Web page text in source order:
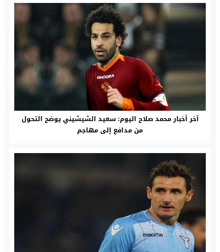
آخر أخبار محمد صلاح اليوم: سعيد الشيشيني يوضح التحول
من مدافع إلى مهاجم